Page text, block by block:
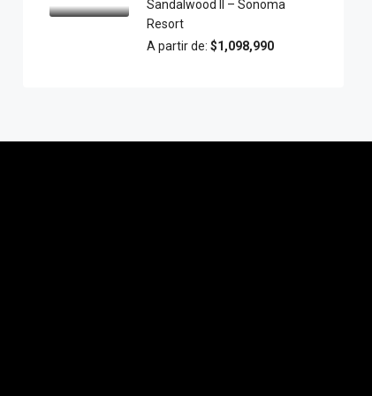
Sandalwood II – Sonoma
Resort
A partir de: $1,098,990